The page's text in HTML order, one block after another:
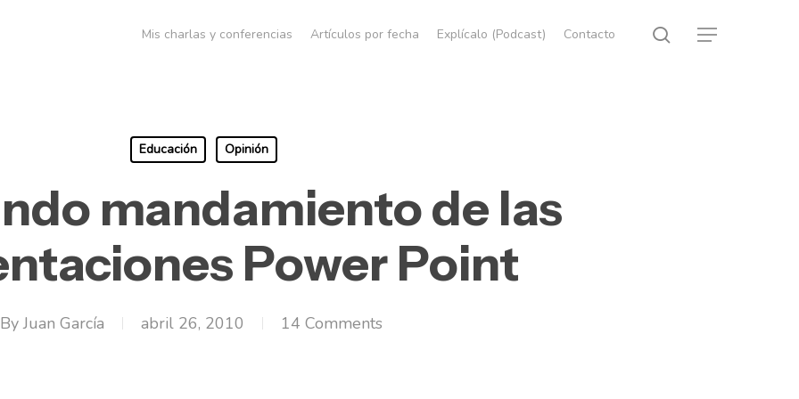
Mis charlas y conferencias Artículos por fecha Explícalo (Podcast) Contacto search
Menu
Educación Opinión
mandamiento de las
Power Point
By Juan García abril 26, 2010 14 Comments